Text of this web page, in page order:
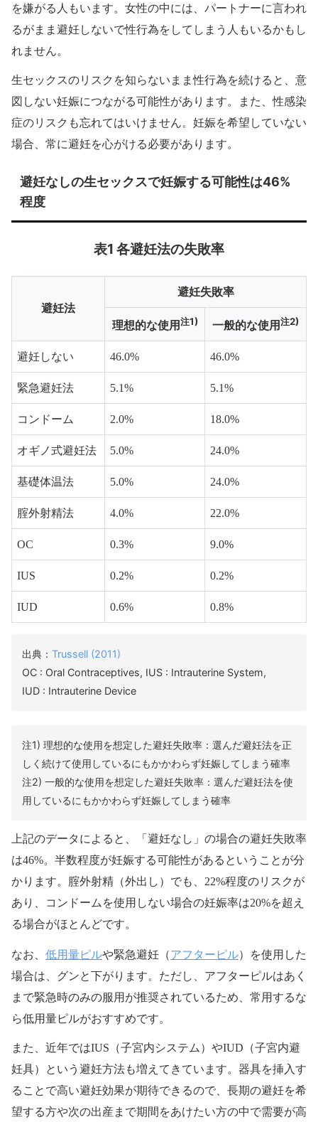
を嫌がる人もいます。女性の中には、パートナーに言われ
るがまま避妊しないで性行為をしてしまう人もいるかもし
れません。
生セックスのリスクを知らないまま性行為を続けると、意
図しない妊娠につながる可能性があります。また、性感染
症のリスクも忘れてはいけません。妊娠を希望していない
場合、常に避妊を心がける必要があります。
避妊なしの生セックスで妊娠する可能性は46%
程度
表1 各避妊法の失敗率
避妊法
避妊失敗率
理想的な使用注1) 一般的な使用注2)
避妊しない 46.0% 46.0%
緊急避妊法 5.1% 5.1%
コンドーム 2.0% 18.0%
オギノ式避妊法 5.0% 24.0%
基礎体温法 5.0% 24.0%
腟外射精法 4.0% 22.0%
OC 0.3% 9.0%
IUS 0.2% 0.2%
IUD 0.6% 0.8%
出典： Trussell (2011)
OC : Oral Contraceptives, IUS : Intrauterine System,
IUD : Intrauterine Device
注1) 理想的な使用を想定した避妊失敗率：選んだ避妊法を正
しく続けて使用しているにもかかわらず妊娠してしまう確率
注2) 一般的な使用を想定した避妊失敗率：選んだ避妊法を使
用しているにもかかわらず妊娠してしまう確率
上記のデータによると、「避妊なし」の場合の避妊失敗率
は46%。半数程度が妊娠する可能性があるということが分
かります。腟外射精（外出し）でも、22%程度のリスクが
あり、コンドームを使用しない場合の妊娠率は20%を超え
る場合がほとんどです。
なお、 低用量ピルや緊急避妊（アフターピル）を使用した
場合は、グンと下がります。ただし、アフターピルはあく
まで緊急時のみの服用が推奨されているため、常用するな
ら低用量ピルがおすすめです。
また、近年ではIUS（子宮内システム）やIUD（子宮内避
妊具）という避妊方法も増えてきています。器具を挿入す
ることで高い避妊効果が期待できるので、長期の避妊を希
望する方や次の出産まで期間をあけたい方の中で需要が高